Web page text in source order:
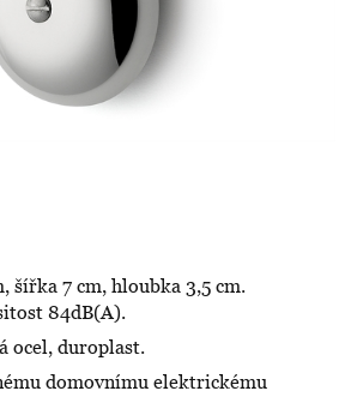
šířka 7 cm, hloubka 3,5 cm.
84dB(A).
ocel, duroplast.
domovnímu elektrickému